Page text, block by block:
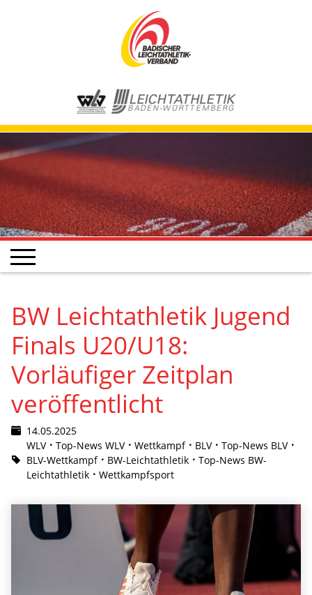
BW Leichtathletik Jugend
Finals U20/U18:
Vorläufiger Zeitplan
veröffentlicht
14.05.2025
WLV
Top-News WLV Wettkampf BLV
Top-News BLV
BLV-Wettkampf
BW-Leichtathletik
Top-News BW-
Leichtathletik
Wettkampfsport